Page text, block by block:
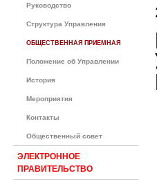
Руководство
Структура Управления
ОБЩЕСТВЕННАЯ ПРИЕМНАЯ
Положение об Управлении
История
Мероприятия
Контакты
Общественный совет
ЭЛЕКТРОННОЕ
ПРАВИТЕЛЬСТВО